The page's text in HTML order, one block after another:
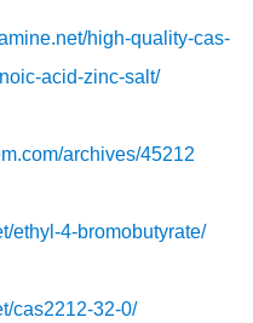
high-quality-cas-
acid-zinc-salt/
archives/45212
ethyl-4-bromobutyrate/
cas2212-32-0/